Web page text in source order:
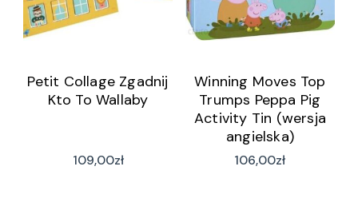
Petit Collage Zgadnij
Kto To Wallaby
109,00zł
Winning Moves Top
Trumps Peppa Pig
Activity Tin (wersja
angielska)
106,00zł